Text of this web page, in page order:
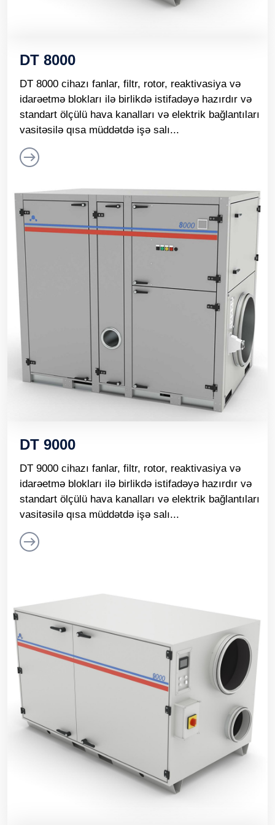
DT 8000
DT 8000 cihazı fanlar, filtr, rotor, reaktivasiya və
idarəetmə blokları ilə birlikdə istifadəyə hazırdır və
standart ölçülü hava kanalları və elektrik bağlantıları
vasitəsilə qısa müddətdə işə salı...
DT 9000
DT 9000 cihazı fanlar, filtr, rotor, reaktivasiya və
idarəetmə blokları ilə birlikdə istifadəyə hazırdır və
standart ölçülü hava kanalları və elektrik bağlantıları
vasitəsilə qısa müddətdə işə salı...